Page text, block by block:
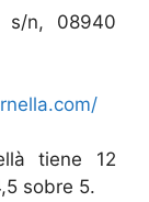
s/n, 08940
tiene 12
sobre 5.